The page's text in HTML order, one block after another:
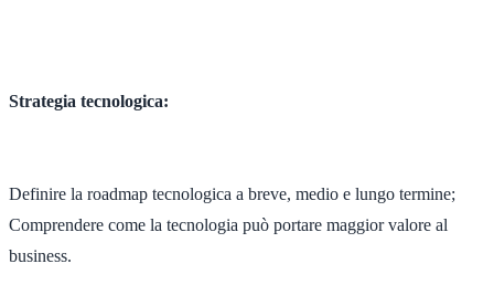
Strategia tecnologica:
Definire la roadmap tecnologica a breve, medio e lungo termine;
Comprendere come la tecnologia può portare maggior valore al
business.